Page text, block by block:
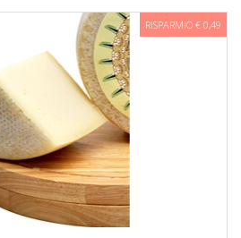
RISPARMIO € 0,49